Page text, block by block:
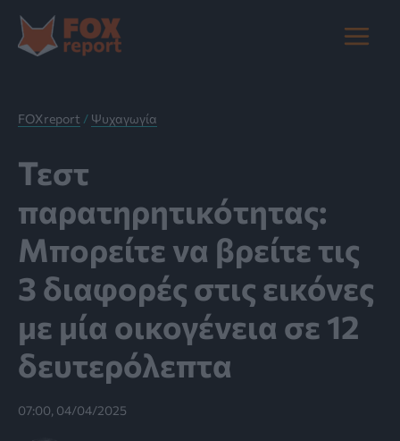
στο
περιεχόμενο
Main
FOXreport / Ψυχαγωγία
Τεστ
παρατηρητικότητας:
Μπορείτε να βρείτε τις
3 διαφορές στις εικόνες
με μία οικογένεια σε 12
δευτερόλεπτα
07:00, 04/04/2025